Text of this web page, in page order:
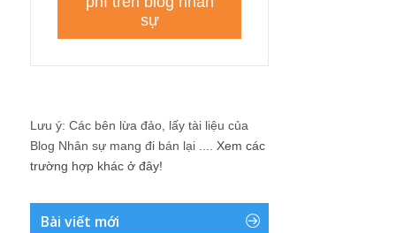
Lưu ý: Các bên lừa đảo, lấy tài liệu của
Blog Nhân sự mang đi bán lại .... Xem các
trường hợp khác ở đây!
Bài viết mới